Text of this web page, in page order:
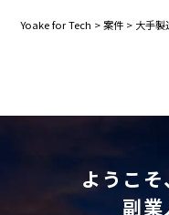
Yoake for Tech >案件 > 大手製
ようこそ
副業